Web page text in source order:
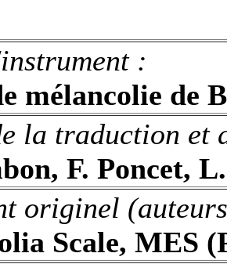
:
mélancolie de
la traduction et
F. Poncet,
originel
Scale, MES